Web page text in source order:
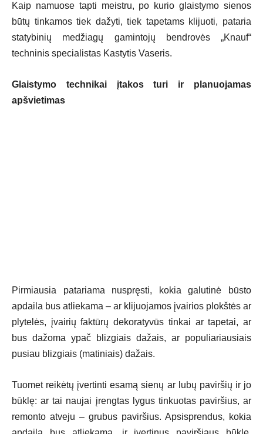
Kaip namuose tapti meistru, po kurio glaistymo sienos
būtų tinkamos tiek dažyti, tiek tapetams klijuoti, pataria
statybinių medžiagų gamintojų bendrovės „Knauf“
techninis specialistas Kastytis Vaseris.
Glaistymo technikai įtakos turi ir planuojamas
apšvietimas
Pirmiausia patariama nuspręsti, kokia galutinė būsto
apdaila bus atliekama – ar klijuojamos įvairios plokštės ar
plytelės, įvairių faktūrų dekoratyvūs tinkai ar tapetai, ar
bus dažoma ypač blizgiais dažais, ar populiariausiais
pusiau blizgiais (matiniais) dažais.
Tuomet reikėtų įvertinti esamą sienų ar lubų paviršių ir jo
būklę: ar tai naujai įrengtas lygus tinkuotas paviršius, ar
remonto atveju – grubus paviršius. Apsisprendus, kokia